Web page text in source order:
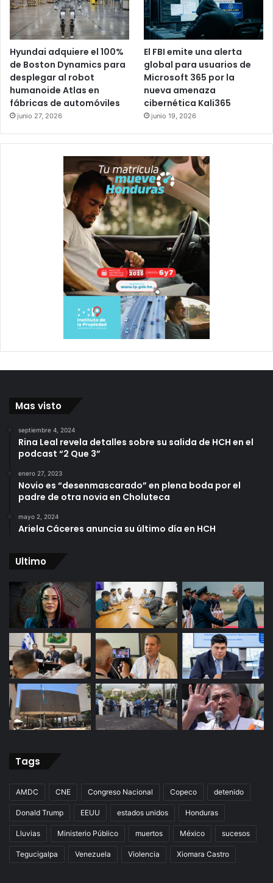
Hyundai adquiere el 100%
de Boston Dynamics para
desplegar al robot
humanoide Atlas en
fábricas de automóviles
junio 27, 2026
El FBI emite una alerta
global para usuarios de
Microsoft 365 por la
nueva amenaza
cibernética Kali365
junio 19, 2026
Mas visto
septiembre 4, 2024
Rina Leal revela detalles sobre su salida de HCH en el
podcast “2 Que 3”
enero 27, 2023
Novio es “desenmascarado” en plena boda por el
padre de otra novia en Choluteca
mayo 2, 2024
Ariela Cáceres anuncia su último día en HCH
Ultimo
Tags
AMDC CNE Congreso Nacional Copeco detenido
Donald Trump EEUU estados unidos Honduras
Lluvias Ministerio Público muertos México sucesos
Tegucigalpa Venezuela Violencia Xiomara Castro